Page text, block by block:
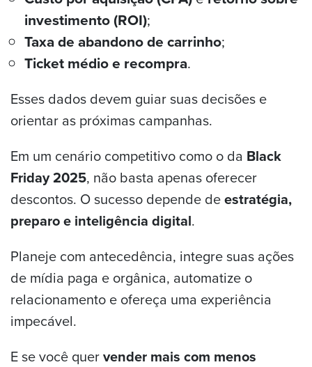
investimento (ROI);
Taxa de abandono de carrinho;
Ticket médio e recompra.
Esses dados devem guiar suas decisões e
orientar as próximas campanhas.
Em um cenário competitivo como o da Black
Friday 2025, não basta apenas oferecer
descontos. O sucesso depende deestratégia,
preparo e inteligência digital.
Planeje com antecedência, integre suas ações
de mídia paga e orgânica, automatize o
relacionamento e ofereça uma experiência
impecável.
E se você quervender mais com menos